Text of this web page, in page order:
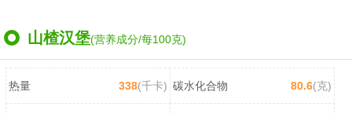
山楂汉堡(营养成分/每100克)
热量 338(千卡) 碳水化合物 80.6(克)